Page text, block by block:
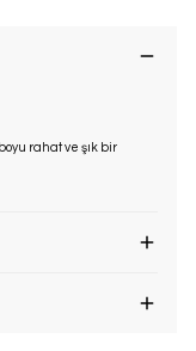
rahat ve şık bir